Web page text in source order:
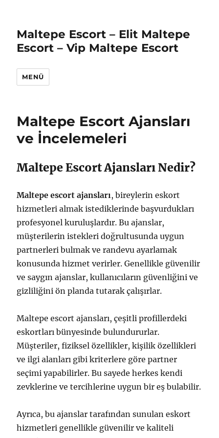
Maltepe Escort – Elit Maltepe
Escort – Vip Maltepe Escort
MENÜ
Maltepe Escort Ajansları
ve İncelemeleri
Maltepe Escort Ajansları Nedir?
Maltepe escort ajansları, bireylerin eskort
hizmetleri almak istediklerinde başvurdukları
profesyonel kuruluşlardır. Bu ajanslar,
müşterilerin istekleri doğrultusunda uygun
partnerleri bulmak ve randevu ayarlamak
konusunda hizmet verirler. Genellikle güvenilir
ve saygın ajanslar, kullanıcıların güvenliğini ve
gizliliğini ön planda tutarak çalışırlar.
Maltepe escort ajansları, çeşitli profillerdeki
eskortları bünyesinde bulundururlar.
Müşteriler, fiziksel özellikler, kişilik özellikleri
ve ilgi alanları gibi kriterlere göre partner
seçimi yapabilirler. Bu sayede herkes kendi
zevklerine ve tercihlerine uygun bir eş bulabilir.
Ayrıca, bu ajanslar tarafından sunulan eskort
hizmetleri genellikle güvenilir ve kaliteli